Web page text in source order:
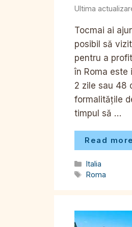
Tocmai ai
posibil să
pentru a
în Roma este
2 zile sau 48
formalitățile
timpul să …
Read more
Categorii
Italia
Etichete
Roma